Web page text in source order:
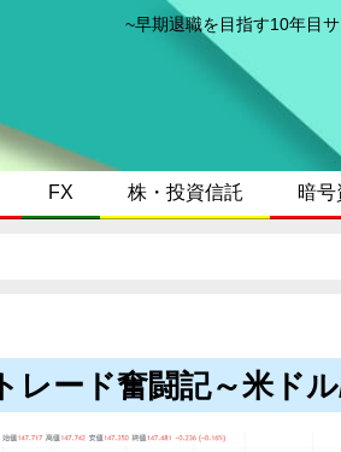
~早期退職を目指す10年目
FX 株・投資信託 暗号
レード奮闘記～米ド